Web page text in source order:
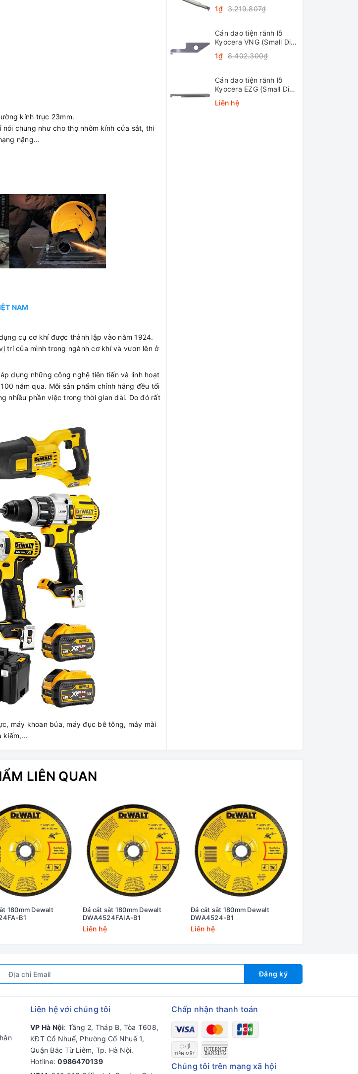
kính trục 23mm.
chung như cho thợ nhôm kính cửa sắt, thi
nặng...
NAM
cụ cơ khí được thành lập vào năm 1924.
trí của mình trong ngành cơ khí và vươn lên ở
dụng những công nghệ tiên tiến và linh hoạt
năm qua. Mỗi sản phẩm chính hãng đều tối
nhiều phần việc trong thời gian dài. Do đó rất
máy khoan búa, máy đục bê tông, máy mài
kiếm,…
1₫ 3.219.807₫
Cán dao tiện rãnh lỗ
Kyocera VNG (Small Dia.
System Tip-Bars)
1₫ 8.402.300₫
Cán dao tiện rãnh lỗ
Kyocera EZG (Small Dia.
Bars)
Liên hệ
LIÊN QUAN
180mm Dewalt
B1
Đá cắt sắt 180mm Dewalt
DWA4524FAIA-B1
Liên hệ
Đá cắt sắt 180mm Dewalt
DWA4524-B1
Liên hệ
Đăng ký
Liên hệ với chúng tôi
VP Hà Nội: Tầng 2, Tháp B, Tòa T608,
KĐT Cổ Nhuế, Phường Cổ Nhuế 1,
Quận Bắc Từ Liêm, Tp. Hà Nội.
Hotline:0986470139
Chấp nhận thanh toán
Chúng tôi trên mạng xã hội